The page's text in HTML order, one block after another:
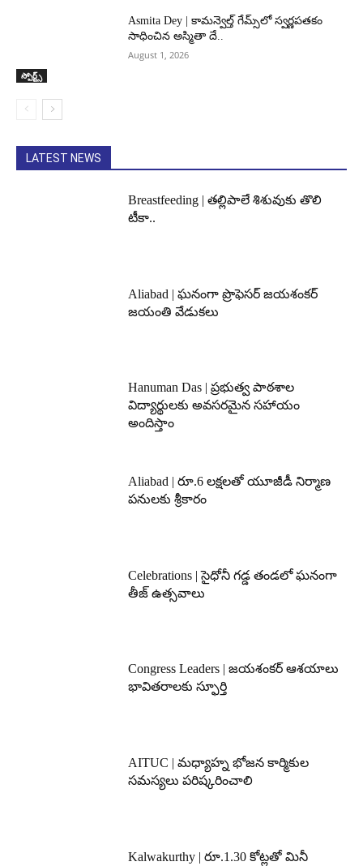
స్పోర్ట్స్
Asmita Dey | కామన్వెల్త్ గేమ్స్‌లో స్వర్ణపతకం
సాధించిన అస్మితా దే..
August 1, 2026
LATEST NEWS
Breastfeeding | తల్లిపాలే శిశువుకు తొలి
టీకా..
Aliabad | ఘనంగా ప్రొఫెసర్ జయశంకర్
జయంతి వేడుకలు
Hanuman Das | ప్రభుత్వ పాఠశాల
విద్యార్థులకు అవసరమైన సహాయం
అందిస్తాం
Aliabad | రూ.6 లక్షలతో యూజీడీ నిర్మాణ
పనులకు శ్రీకారం
Celebrations | సైధోనీ గడ్డ తండలో ఘనంగా
తీజ్ ఉత్సవాలు
Congress Leaders | జయశంకర్ ఆశయాలు
భావితరాలకు స్ఫూర్తి
AITUC | మధ్యాహ్న భోజన కార్మికుల
సమస్యలు పరిష్కరించాలి
Kalwakurthy | రూ.1.30 కోట్లతో మినీ